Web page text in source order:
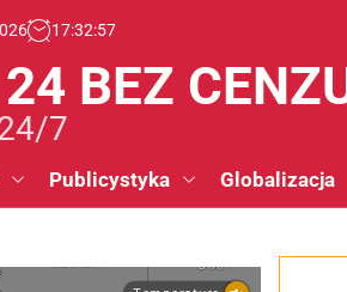
17:32:58
BEZ
7
Publicystyka Globalizacja